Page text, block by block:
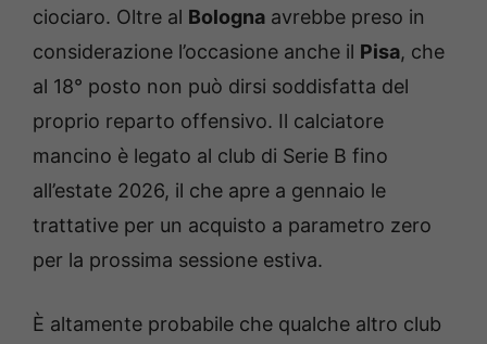
ciociaro. Oltre al Bologna avrebbe preso in
considerazione l’occasione anche il Pisa, che
al 18° posto non può dirsi soddisfatta del
proprio reparto offensivo. Il calciatore
mancino è legato al club di Serie B fino
all’estate 2026, il che apre a gennaio le
trattative per un acquisto a parametro zero
per la prossima sessione estiva.
È altamente probabile che qualche altro club